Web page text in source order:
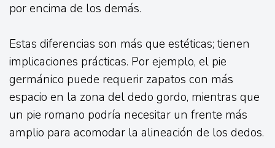
por encima de los demás.
Estas diferencias son más que estéticas; tienen
implicaciones prácticas. Por ejemplo, el pie
germánico puede requerir zapatos con más
espacio en la zona del dedo gordo, mientras que
un pie romano podría necesitar un frente más
amplio para acomodar la alineación de los dedos.